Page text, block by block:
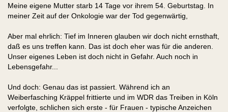
Meine eigene Mutter starb 14 Tage vor ihrem 54. Geburtstag. In
meiner Zeit auf der Onkologie war der Tod gegenwärtig,
Aber mal ehrlich: Tief im Inneren glauben wir doch nicht ernsthaft,
daß es uns treffen kann. Das ist doch eher was für die anderen.
Unser eigenes Leben ist doch nicht in Gefahr. Auch noch in
Lebensgefahr...
Und doch: Genau das ist passiert. Während ich an
Weiberfasching Kräppel frittierte und im WDR das Treiben in Köln
verfolgte, schlichen sich erste - für Frauen - typische Anzeichen